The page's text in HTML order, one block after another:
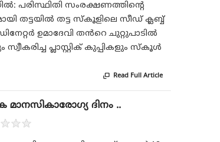
പരിസ്ഥിതി സംരക്ഷണത്തിന്റെ
തട്ടയിൽ തട്ട സ്കൂളിലെ സീഡ് ക്ലബ്ബ്
ഉമാദേവി തൻറെ ചുറ്റുപാടിൽ
സ്വീകരിച്ച പ്ലാസ്റ്റിക് കുപ്പികളും സ്കൂൾ
 Read Full Article
മാനസികാരോഗ്യ ദിനം ..
★★★